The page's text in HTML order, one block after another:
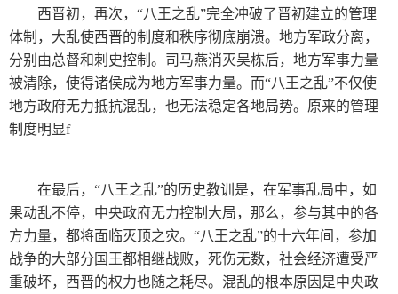
西晋初，再次，“八王之乱”完全冲破了晋初建立的管理
体制，大乱使西晋的制度和秩序彻底崩溃。地方军政分离，
分别由总督和刺史控制。司马燕消灭吴栋后，地方军事力量
被清除，使得诸侯成为地方军事力量。而“八王之乱”不仅使
地方政府无力抵抗混乱，也无法稳定各地局势。原来的管理
制度明显f
在最后，“八王之乱”的历史教训是，在军事乱局中，如
果动乱不停，中央政府无力控制大局，那么，参与其中的各
方力量，都将面临灭顶之灾。“八王之乱”的十六年间，参加
战争的大部分国王都相继战败，死伤无数，社会经济遭受严
重破坏，西晋的权力也随之耗尽。混乱的根本原因是中央政